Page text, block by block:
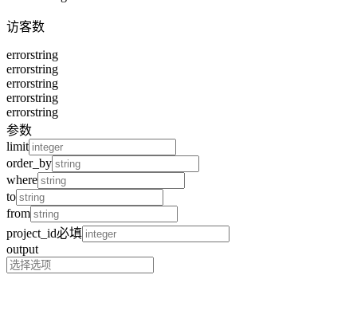
访客数
errorstring
errorstring
errorstring
errorstring
errorstring
参数
limit
order_by
where
to
from
project_id必填
output